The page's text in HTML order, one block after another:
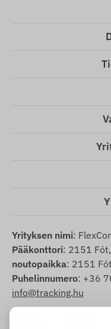
Yrityksen nimi:
Pääkonttori: 2151
noutopaikka: 2151
Puhelinnumero: +36
info@tracking.hu